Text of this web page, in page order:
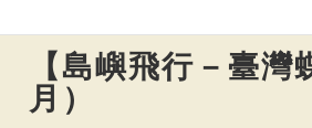
【島嶼飛行－臺
月）